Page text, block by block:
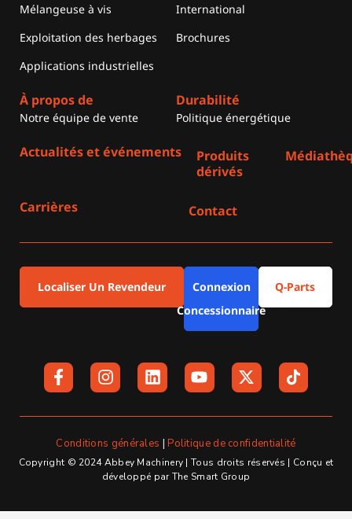
Mélangeuse à vis
Exploitation des herbages
Applications industrielles
International
Brochures
À propos de
Notre équipe de vente
Durabilité
Politique énergétique
Actualités et événements
Produits
dérivés
Carrières Contact
Localiser Un Revendeur
Connexion
Concessionnaire
Q-Parts
a
c
b
o
o
k
n
s
a
g
r
a
m
i
n
e
d
i
n
o
u
u
b
e
-
t
i
t
t
e
r
Conditions générales |Politique de confidentialité
Copyright © 2024 Abbey Machinery | Tous droits réservés | Conçu et
développé par The Smart Group